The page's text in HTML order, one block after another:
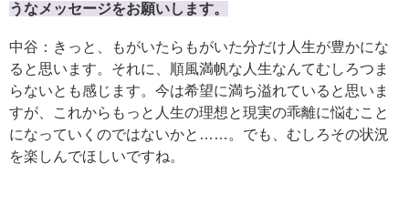
うなメッセージをお願いします。
中谷：きっと、もがいたらもがいた分だけ人生が豊かにな
ると思います。それに、順風満帆な人生なんてむしろつま
らないとも感じます。今は希望に満ち溢れていると思いま
すが、これからもっと人生の理想と現実の乖離に悩むこと
になっていくのではないかと……。でも、むしろその状況
を楽しんでほしいですね。